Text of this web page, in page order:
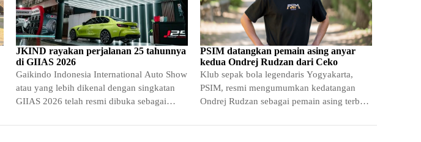
JKIND rayakan perjalanan 25 tahunnya
di GIIAS 2026
Gaikindo Indonesia International Auto Show
atau yang lebih dikenal dengan singkatan
GIIAS 2026 telah resmi dibuka sebagai
PSIM datangkan pemain asing anyar
kedua Ondrej Rudzan dari Ceko
Klub sepak bola legendaris Yogyakarta,
PSIM, resmi mengumumkan kedatangan
Ondrej Rudzan sebagai pemain asing terbaru